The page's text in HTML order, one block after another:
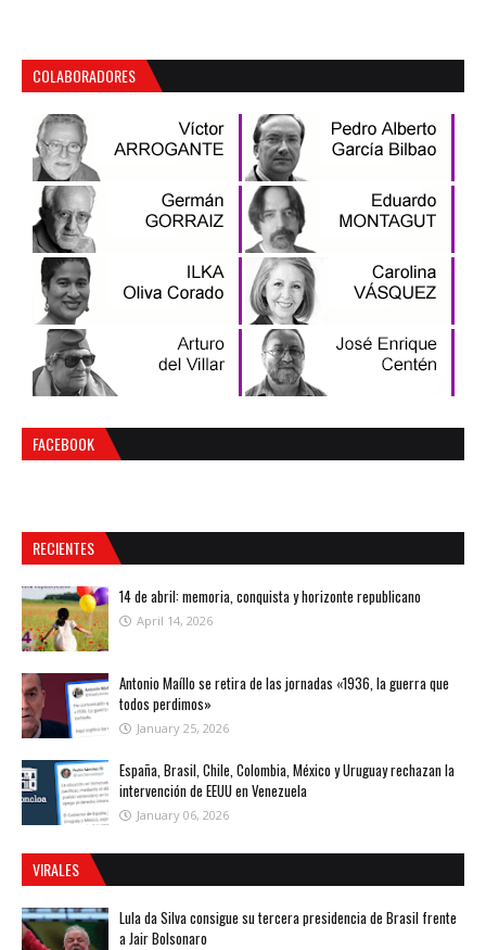
COLABORADORES
FACEBOOK
RECIENTES
14 de abril: memoria, conquista y horizonte republicano
April 14, 2026
Antonio Maíllo se retira de las jornadas «1936, la guerra que
todos perdimos»
January 25, 2026
España, Brasil, Chile, Colombia, México y Uruguay rechazan la
intervención de EEUU en Venezuela
January 06, 2026
VIRALES
Lula da Silva consigue su tercera presidencia de Brasil frente
a Jair Bolsonaro